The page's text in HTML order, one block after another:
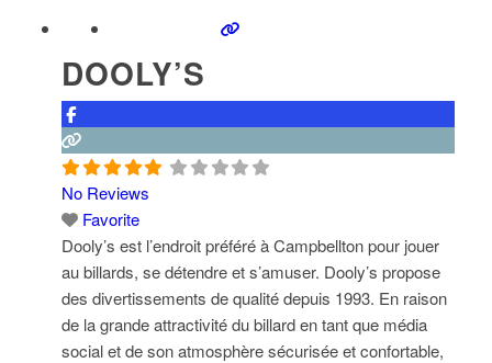
chaleureuse avec une vue magnifique des
more...
DOOLY’S
No Reviews
Favorite
Dooly’s est l’endroit préféré à Campbellton pour jouer
au billards, se détendre et s’amuser. Dooly’s propose
des divertissements de qualité depuis 1993. En raison
de la grande attractivité du billard en tant que média
social et de son atmosphère sécurisée et confortable,